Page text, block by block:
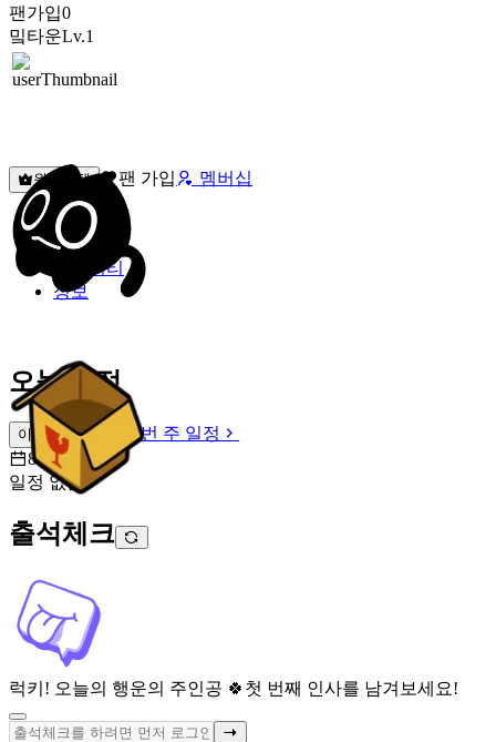
팬가입0
밐타운Lv.1
원픽선택 팬 가입 멤버십
밐타운
피드
커뮤니티
정보
오늘 일정
이번 주 일정
이번 주 일정
8월 7일 [금]
일정 없음
출석체크
럭키! 오늘의 행운의 주인공 🍀 첫 번째 인사를 남겨보세요!